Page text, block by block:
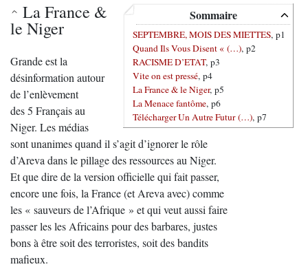
Sommaire
SEPTEMBRE, MOIS DES MIETTES, p1
Quand Ils Vous Disent « (…), p2
RACISME D’ETAT, p3
Vite on est pressé, p4
La France & le Niger, p5
La Menace fantôme, p6
Télécharger Un Autre Futur (…), p7
La France &
le Niger
Grande est la
désinformation autour
de l’enlèvement
des 5 Français au
Niger. Les médias
sont unanimes quand il s’agit d’ignorer le rôle
d’Areva dans le pillage des ressources au Niger.
Et que dire de la version officielle qui fait passer,
encore une fois, la France (et Areva avec) comme
les « sauveurs de l’Afrique » et qui veut aussi faire
passer les les Africains pour des barbares, justes
bons à être soit des terroristes, soit des bandits
mafieux.